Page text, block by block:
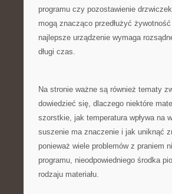
programu czy pozostawienie
mogą znacząco przedłużyć
najlepsze urządzenie wymaga
długi czas.
Na stronie ważne są również tematy
dowiedzieć się, dlaczego niektóre
szorstkie, jak temperatura wpływa na
suszenie ma znaczenie i jak uniknąć
ponieważ wiele problemów z praniem
programu, nieodpowiedniego środka
rodzaju materiału.